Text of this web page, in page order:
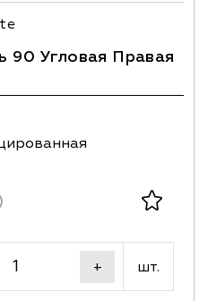
90 Угловая Правая
+ шт.